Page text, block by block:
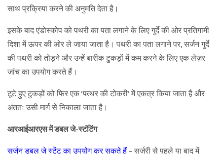
साथ प्रक्रिया करने की अनुमति देता है।
इसके बाद एंडोस्कोप को पथरी का पता लगाने के लिए गुर्दे की ओर प्रतिगामी
दिशा में ऊपर की ओर ले जाया जाता है। पथरी का पता लगाने पर, सर्जन गुर्दे
की पथरी को तोड़ने और उन्हें बारीक टुकड़ों में कम करने के लिए एक लेज़र
जांच का उपयोग करते हैं।
टूटे हुए टुकड़ों को फिर एक ‘पत्थर की टोकरी’ में एकत्र किया जाता है और
अंततः उसी मार्ग से निकाला जाता है।
आरआईआरएस में डबल जे-स्टंटिंग
सर्जन डबल जे स्टेंट का उपयोग कर सकते हैं– सर्जरी से पहले या बाद में